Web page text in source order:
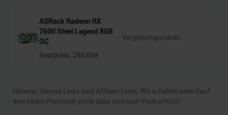
ASRock Radeon RX
7600 Steel Legend 8GB
OC
Bestpreis: 295,00€
Hinweis: Unsere Links sind Affiliate Links. Wir erhalten beim Kauf
eine kleine Provision, ohne dass sich euer Preis erhöht.